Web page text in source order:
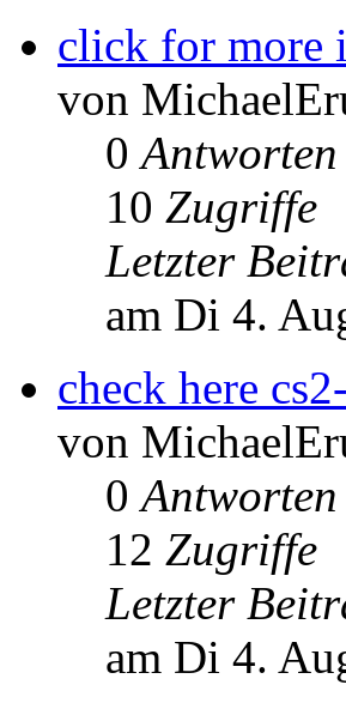
click for more
von
0Antworten
10 Zugriffe
Letzter
am Di 4.
check here
von
0Antworten
12 Zugriffe
Letzter
am Di 4.